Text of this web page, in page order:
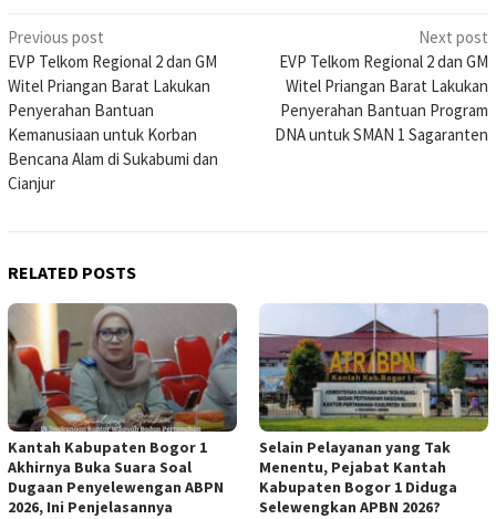
Post
navigation
Previous post
EVP Telkom Regional 2 dan GM
Witel Priangan Barat Lakukan
Penyerahan Bantuan
Kemanusiaan untuk Korban
Bencana Alam di Sukabumi dan
Cianjur
Next post
EVP Telkom Regional 2 dan GM
Witel Priangan Barat Lakukan
Penyerahan Bantuan Program
DNA untuk SMAN 1 Sagaranten
RELATED POSTS
Kantah Kabupaten Bogor 1
Akhirnya Buka Suara Soal
Dugaan Penyelewengan ABPN
2026, Ini Penjelasannya
Selain Pelayanan yang Tak
Menentu, Pejabat Kantah
Kabupaten Bogor 1 Diduga
Selewengkan APBN 2026?